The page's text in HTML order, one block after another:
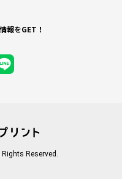
報をGET！
Reserved.